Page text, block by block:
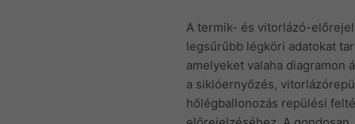
A termik- és vitorlázó-
legsűrűbb légköri adatokat
amelyeket valaha diagramon
a siklóernyőzés,
hőlégballonozás repülési